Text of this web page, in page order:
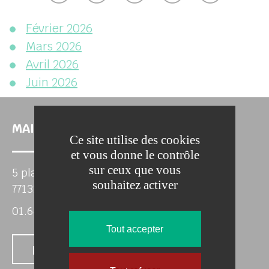
Février 2026
Mars 2026
Avril 2026
Juin 2026
MAIRIE DE TOUQUIN
5 place de la mairie
77131 Touquin
01.64.04.15.29
Nous contacter
Ce site utilise des cookies
et vous donne le contrôle
sur ceux que vous
souhaitez activer
Tout accepter